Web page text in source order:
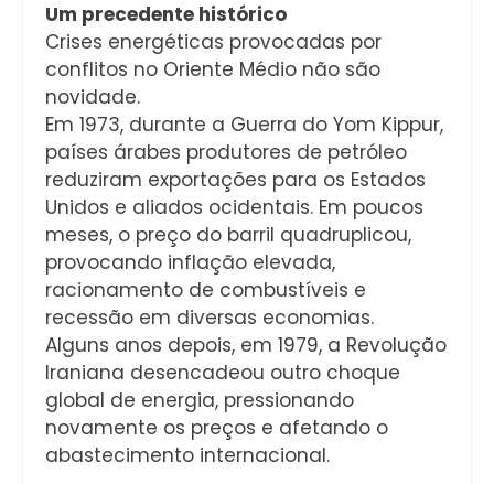
Um precedente histórico
Crises energéticas provocadas por
conflitos no Oriente Médio não são
novidade.
Em 1973, durante a Guerra do Yom Kippur,
países árabes produtores de petróleo
reduziram exportações para os Estados
Unidos e aliados ocidentais. Em poucos
meses, o preço do barril quadruplicou,
provocando inflação elevada,
racionamento de combustíveis e
recessão em diversas economias.
Alguns anos depois, em 1979, a Revolução
Iraniana desencadeou outro choque
global de energia, pressionando
novamente os preços e afetando o
abastecimento internacional.